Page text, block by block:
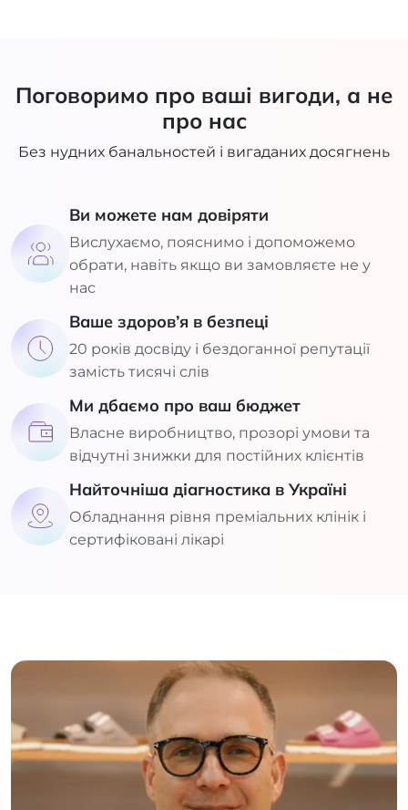
Поговоримо про ваші вигоди, а не
про нас
Без нудних банальностей і вигаданих досягнень
Ви можете нам довіряти
Вислухаємо, пояснимо і допоможемо
обрати, навіть якщо ви замовляєте не у
нас
Ваше здоров’я в безпеці
20 років досвіду і бездоганної репутації
замість тисячі слів
Ми дбаємо про ваш бюджет
Власне виробництво, прозорі умови та
відчутні знижки для постійних клієнтів
Найточніша діагностика в Україні
Обладнання рівня преміальних клінік і
сертифіковані лікарі